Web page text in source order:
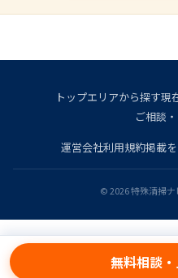
無料相談
トップエリアから探す現
ご相談
運営会社利用規約掲載
© 2026 特殊清掃ナ